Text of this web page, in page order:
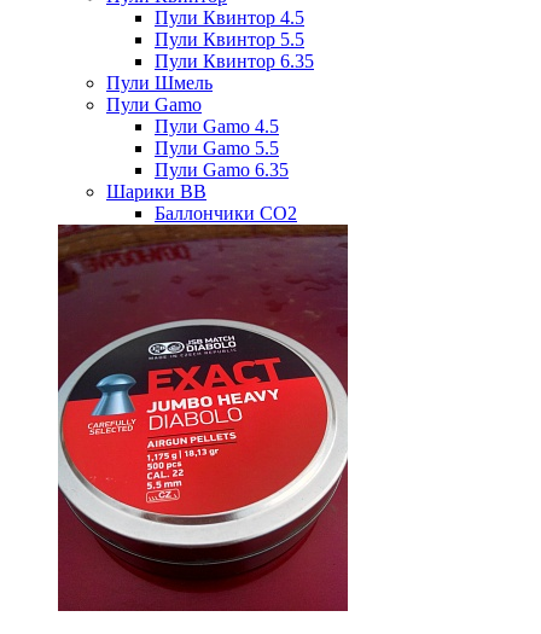
Пули Квинтор 4.5
Пули Квинтор 5.5
Пули Квинтор 6.35
Пули Шмель
Пули Gamo
Пули Gamo 4.5
Пули Gamo 5.5
Пули Gamo 6.35
Шарики BB
Баллончики CO2